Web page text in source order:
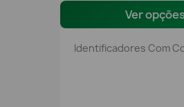
Ver
Identificadores Com